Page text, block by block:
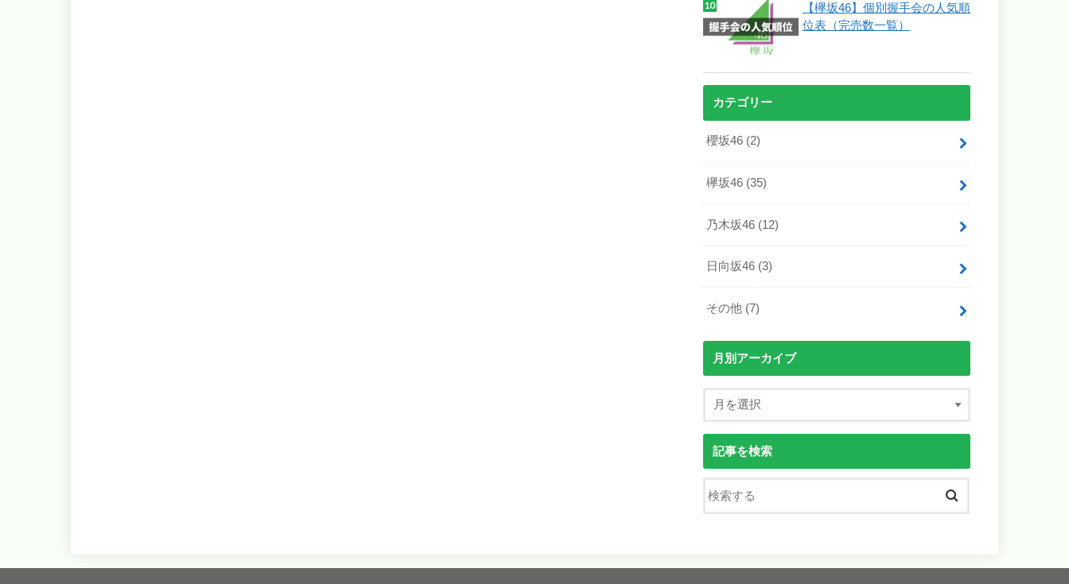
【欅坂46】個別握手会の人気順
位表（完売数一覧）
カテゴリー
櫻坂46 (2)
欅坂46 (35)
乃木坂46 (12)
日向坂46 (3)
その他 (7)
月別アーカイブ
記事を検索